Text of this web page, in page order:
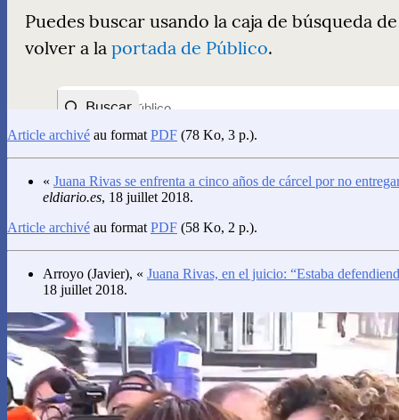
Article archivé au formatPDF (78 Ko, 3 p.).
« Juana Rivas se enfrenta a cinco años de cárcel por no
eldiario.es, 18 juillet 2018.
Article archivé au formatPDF (58 Ko, 2 p.).
Arroyo (Javier), « Juana Rivas, en el juicio: “Estaba
18 juillet 2018.